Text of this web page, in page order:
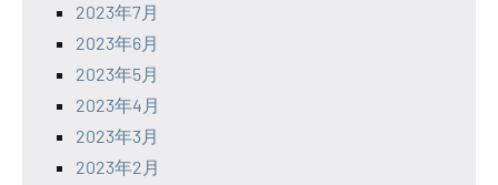
2023年7月
2023年6月
2023年5月
2023年4月
2023年3月
2023年2月